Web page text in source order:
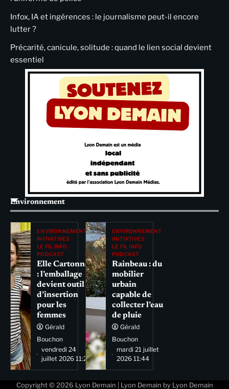
Infox, IA et ingérences : le journalisme peut-il encore
lutter ?
Précarité, canicule, solitude : quand le lien social devient
essentiel
Environnement
ENVIRONNEMENT
INITIATIVES
LE FIL INFO
PODCAST
Elle Cartonne
: l’emballage
devient outil
d’insertion
pour les
femmes
Gérald
Bouchon
vendredi 24
juillet 2026 11:29
ENVIRONNEMENT
INITIATIVES
LE FIL INFO
PODCAST
Rainbeau : du
mobilier
urbain
capable de
collecter l’eau
de pluie
Gérald
Bouchon
mardi 21 juillet
2026 11:44
Copyright © 2026 Lyon Demain | Lyon Demain by Lyon Demain